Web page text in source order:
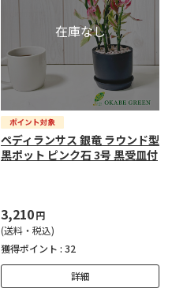
ペディランサス 銀竜 ラウンド型
黒ポット ピンク石 3号 黒受皿付
3,210円
(送料・税込)
獲得ポイント : 32
詳細